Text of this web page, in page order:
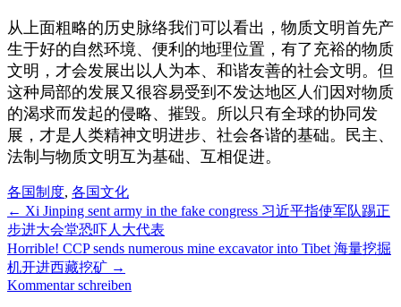
从上面粗略的历史脉络我们可以看出，物质文明首先产
生于好的自然环境、便利的地理位置，有了充裕的物质
文明，才会发展出以人为本、和谐友善的社会文明。但
这种局部的发展又很容易受到不发达地区人们因对物质
的渴求而发起的侵略、摧毁。所以只有全球的协同发
展，才是人类精神文明进步、社会各谐的基础。民主、
法制与物质文明互为基础、互相促进。
各国制度, 各国文化
← Xi Jinping sent army in the fake congress 习近平指使军队踢正
步进大会堂恐吓人大代表
Horrible! CCP sends numerous mine excavator into Tibet 海量挖掘
机开进西藏挖矿 →
Kommentar schreiben